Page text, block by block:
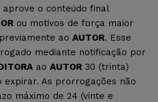
o conteúdo final
ou motivos de força maior
ao AUTOR. Esse
mediante notificação por
ao AUTOR 30 (trinta)
expirar. As prorrogações não
máximo de 24 (vinte e